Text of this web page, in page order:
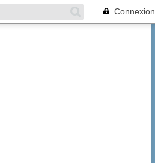
Connexion